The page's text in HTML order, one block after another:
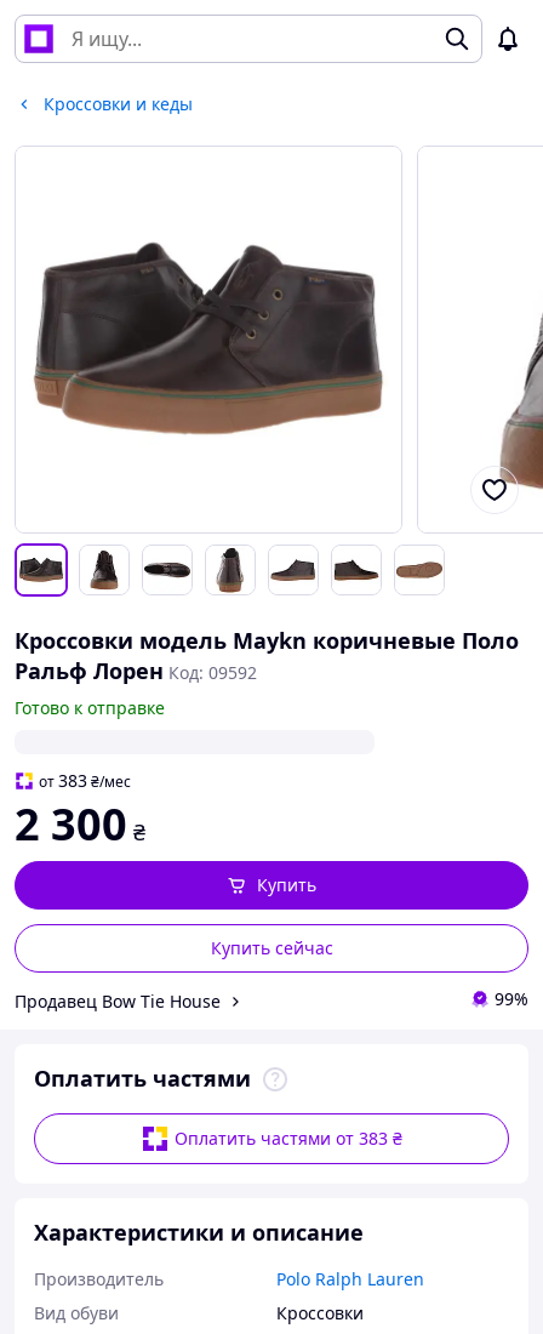
Кроссовки и кеды
Кроссовки модель Maykn коричневые Поло
Ральф Лорен Код: 09592
Готово к отправке
от383₴/мес
2 300 ₴
Купить сейчас
Купить
Продавец Bow Tie House 99%
Оплатить частями
Оплатить частями от 383 ₴
Характеристики и описание
Производитель
Polo Ralph Lauren
Вид обуви
Кроссовки